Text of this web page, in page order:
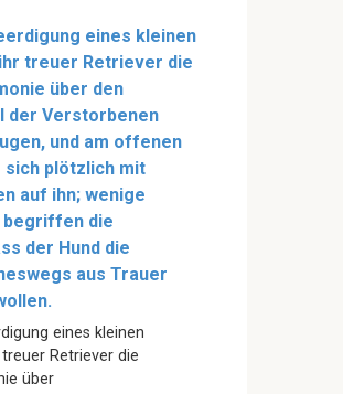
eines kleinen
treuer Retriever die
über den
der Verstorbenen
und am offenen
plötzlich mit
auf ihn; wenige
begriffen die
der Hund die
aus Trauer
eines kleinen
Retriever die
über